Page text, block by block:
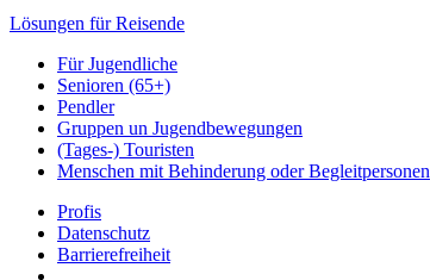
Lösungen für Reisende
Für Jugendliche
Senioren (65+)
Pendler
Gruppen un Jugendbewegungen
(Tages-) Touristen
Menschen mit Behinderung oder Begleitpersonen
Profis
Datenschutz
Barrierefreiheit